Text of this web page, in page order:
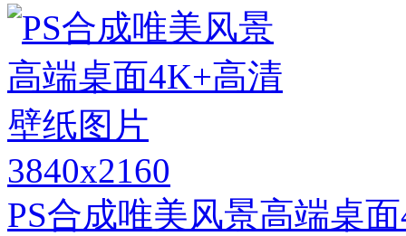
3840x2160
PS合成唯美风景高端桌